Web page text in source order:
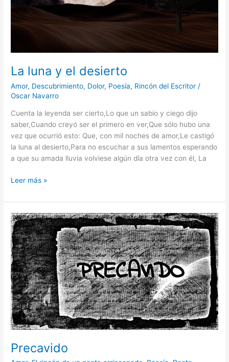
La luna y el desierto
Amor, Descubrimiento, Dolor, Poesía, Rincón del Escritor /
Oscar Navarro
Cuenta la leyenda ser cierto,Lo que un sabio y ciego dijo
saber,Cuando creyó ser el primero en ver,Que sólo hubo una
vez que ocurrió esto: Que, con mil noches de amor,Le castigó
la luna al desierto,Para no escuchar a sus lamentos esperando
a que su amada lluvia volviese algún día otra vez con él, La
Leer más »
Precavido
Precavido